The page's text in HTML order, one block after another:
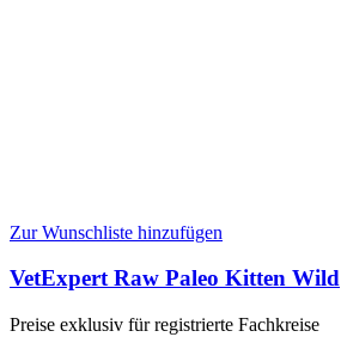
Zur Wunschliste hinzufügen
VetExpert Raw Paleo Kitten Wild
Preise exklusiv für registrierte Fachkreise